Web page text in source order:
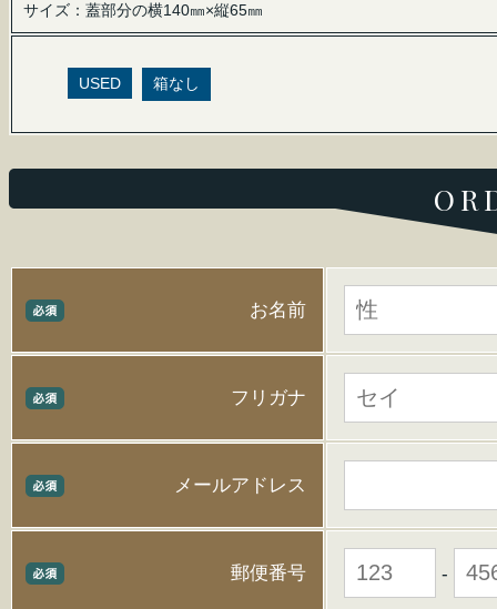
サイズ：蓋部分の横140㎜×縦65㎜
USED 箱なし
お名前
フリガナ
メールアドレス
郵便番号 -